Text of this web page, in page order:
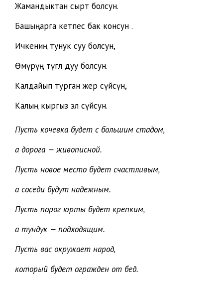
Жамандыктан сырт болсун.
Башыңарга кетпес бак консун .
Ичкениң тунук суу болсун,
Өмүрүң түгөл дуу болсун.
Калдайып турган жер сүйсүн,
Калың кыргыз эл сүйсун.
Пусть кочевка будет с большим стадом,
а дорога — живописной.
Пусть новое место будет счастливым,
а соседи будут надежным.
Пусть порог юрты будет крепким,
а тундук — подходящим.
Пусть вас окружает народ,
который будет огражден от бед.